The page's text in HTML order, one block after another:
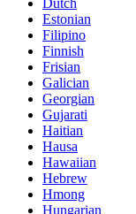
Dutch
Estonian
Filipino
Finnish
Frisian
Galician
Georgian
Gujarati
Haitian
Hausa
Hawaiian
Hebrew
Hmong
Hungarian